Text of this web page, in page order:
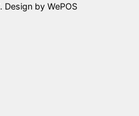
. Design by WePOS